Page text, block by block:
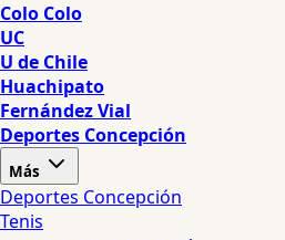
Colo Colo
UC
U de Chile
Huachipato
Fernández Vial
Deportes Concepción
Más
Deportes Concepción
Tenis